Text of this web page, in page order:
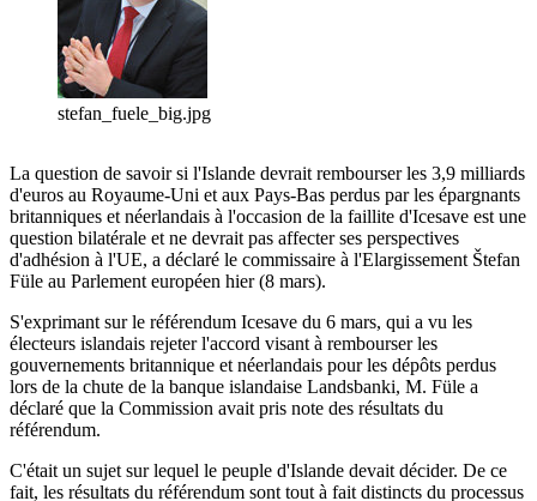
stefan_fuele_big.jpg
La question de savoir si l'Islande devrait rembourser les 3,9 milliards
d'euros au Royaume-Uni et aux Pays-Bas perdus par les épargnants
britanniques et néerlandais à l'occasion de la faillite d'Icesave est une
question bilatérale et ne devrait pas affecter ses perspectives
d'adhésion à l'UE, a déclaré le commissaire à l'Elargissement Štefan
Füle au Parlement européen hier (8 mars).
S'exprimant sur le référendum Icesave du 6 mars, qui a vu les
électeurs islandais rejeter l'accord visant à rembourser les
gouvernements britannique et néerlandais pour les dépôts perdus
lors de la chute de la banque islandaise Landsbanki, M. Füle a
déclaré que la Commission avait pris note des résultats du
référendum.
C'était un sujet sur lequel le peuple d'Islande devait décider. De ce
fait, les résultats du référendum sont tout à fait distincts du processus